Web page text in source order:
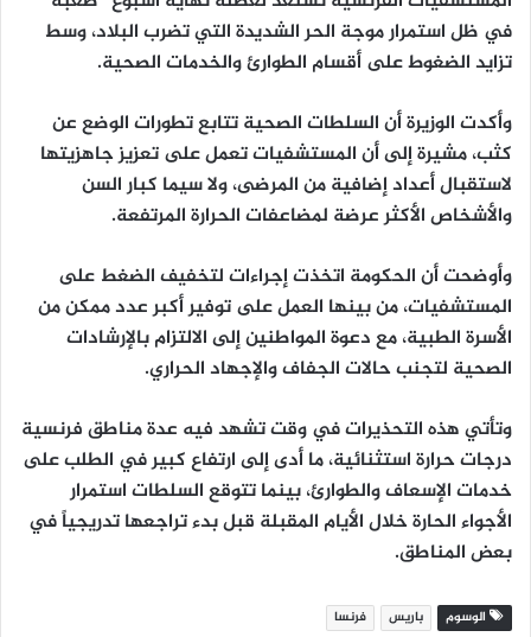
في ظل استمرار موجة الحر الشديدة التي تضرب البلاد، وسط
تزايد الضغوط على أقسام الطوارئ والخدمات الصحية.
وأكدت الوزيرة أن السلطات الصحية تتابع تطورات الوضع عن
كثب، مشيرة إلى أن المستشفيات تعمل على تعزيز جاهزيتها
لاستقبال أعداد إضافية من المرضى، ولا سيما كبار السن
والأشخاص الأكثر عرضة لمضاعفات الحرارة المرتفعة.
وأوضحت أن الحكومة اتخذت إجراءات لتخفيف الضغط على
المستشفيات، من بينها العمل على توفير أكبر عدد ممكن من
الأسرة الطبية، مع دعوة المواطنين إلى الالتزام بالإرشادات
الصحية لتجنب حالات الجفاف والإجهاد الحراري.
وتأتي هذه التحذيرات في وقت تشهد فيه عدة مناطق فرنسية
درجات حرارة استثنائية، ما أدى إلى ارتفاع كبير في الطلب على
خدمات الإسعاف والطوارئ، بينما تتوقع السلطات استمرار
الأجواء الحارة خلال الأيام المقبلة قبل بدء تراجعها تدريجياً في
بعض المناطق.
الوسوم باريس فرنسا